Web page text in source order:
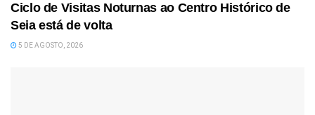
Ciclo de Visitas Noturnas ao Centro Histórico de
Seia está de volta
5 DE AGOSTO, 2026